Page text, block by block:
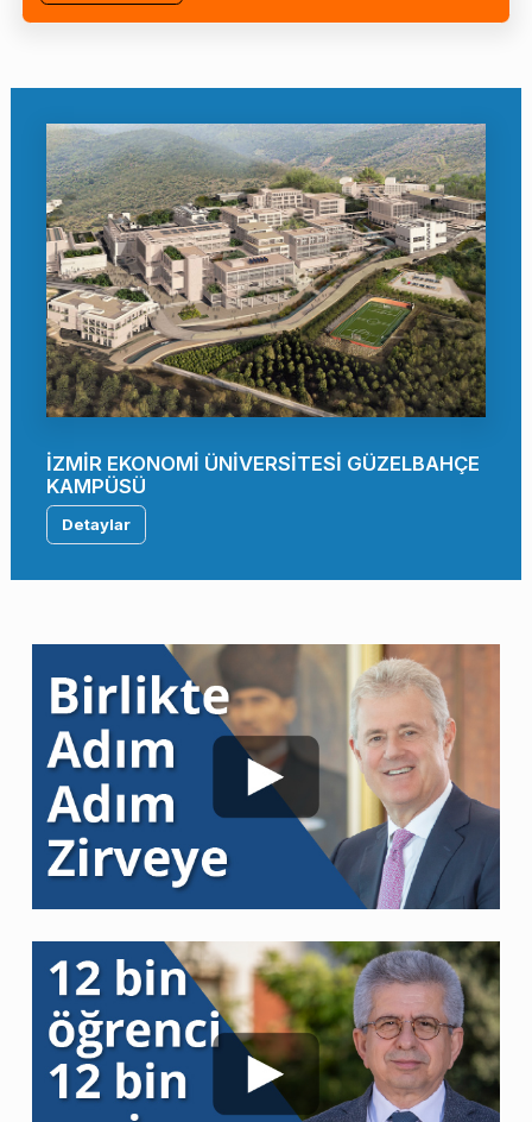
İZMİR EKONOMİ ÜNİVERSİTESİ GÜZELBAHÇE
KAMPÜSÜ
Detaylar